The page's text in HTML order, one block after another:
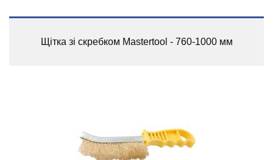
Щітка зі скребком Mastertool - 760-1000 мм